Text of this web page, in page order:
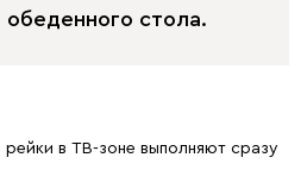
обеденного стола.
в ТВ-зоне выполняют сразу